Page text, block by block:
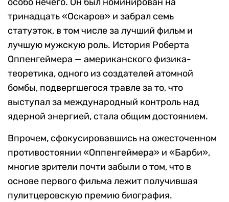
тринадцать «Оскаров» и забрал семь
статуэток, в том числе за лучший фильм и
лучшую мужскую роль. История Роберта
Оппенгеймера — американского физика-
теоретика, одного из создателей атомной
бомбы, подвергшегося травле за то, что
выступал за международный контроль над
ядерной энергией, стала общим достоянием.
Впрочем, сфокусировавшись на ожесточенном
противостоянии «Оппенгеймера» и «Барби»,
многие зрители почти забыли о том, что в
основе первого фильма лежит получившая
пулитцеровскую премию биография.